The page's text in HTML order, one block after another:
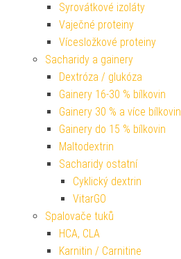
Syrovátkové izoláty
Vaječné proteiny
Vícesložkové proteiny
Sacharidy a gainery
Dextróza / glukóza
Gainery 16-30 % bílkovin
Gainery 30 % a více bílkovin
Gainery do 15 % bílkovin
Maltodextrin
Sacharidy ostatní
Cyklický dextrin
VitarGO
Spalovače tuků
HCA, CLA
Karnitin / Carnitine